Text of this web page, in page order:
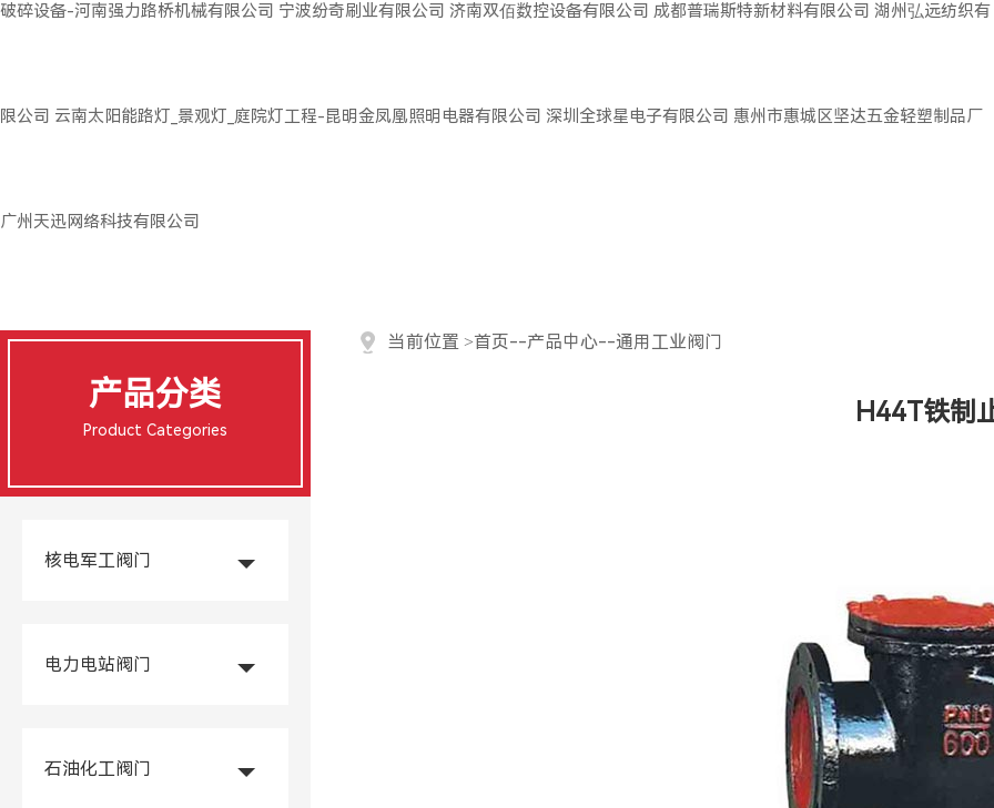
破碎设备-河南强力路桥机械有限公司 宁波纷奇刷业有限公司 济南双佰数控设备有限公司 成都普瑞斯特新材料有限公司 湖州弘远纺织有
限公司 云南太阳能路灯_景观灯_庭院灯工程-昆明金凤凰照明电器有限公司 深圳全球星电子有限公司 惠州市惠城区坚达五金轻塑制品厂
广州天迅网络科技有限公司
产品分类
Product Categories
核电军工阀门
电力电站阀门
石油化工阀门
当前位置 >首页--产品中心--通用工业阀门
H44T铁制